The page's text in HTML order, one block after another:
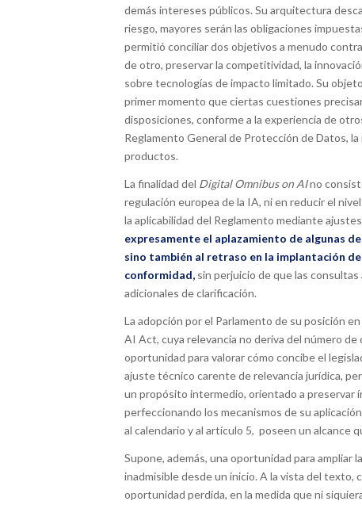
demás intereses públicos. Su arquitectura
riesgo, mayores serán las obligaciones
permitió conciliar dos objetivos a menudo
de otro, preservar la competitividad, la
sobre tecnologías de impacto limitado. Su
primer momento que ciertas cuestiones
disposiciones, conforme a la experiencia de
Reglamento General de Protección de Datos,
productos.
La finalidad del Digital Omnibus on AIno
regulación europea de la IA, ni en reducir el
la aplicabilidad del Reglamento mediante
expresamente el aplazamiento de algunas
sino también al retraso en la implantación
conformidad, sin perjuicio de que las
adicionales de clarificación.
La adopción por el Parlamento de su posición
AI Act, cuya relevancia no deriva del número
oportunidad para valorar cómo concibe el
ajuste técnico carente de relevancia jurídica,
un propósito intermedio, orientado a
perfeccionando los mecanismos de su
al calendario y al artículo 5, poseen un alcance
Supone, además, una oportunidad para
inadmisible desde un inicio. A la vista del texto,
oportunidad perdida, en la medida que ni